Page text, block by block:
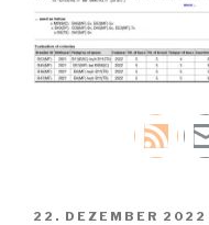
VERÖFFENTLICHT
22. DEZEMBER 2022